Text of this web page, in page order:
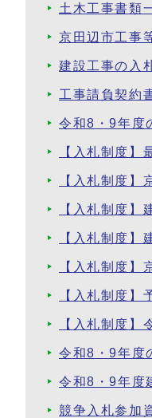
土木工事書類
京田辺市工事
建設工事の入
工事請負契約
令和8・9年度
【入札制度】
【入札制度
【入札制度】
【入札制度】
【入札制度】
【入札制度】
【入札制度】
令和8・9年度
令和8・9年度
競争入札参加